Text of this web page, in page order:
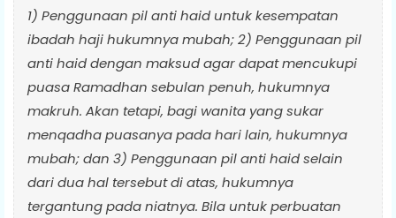
1) Penggunaan pil anti haid untuk kesempatan
ibadah haji hukumnya mubah; 2) Penggunaan pil
anti haid dengan maksud agar dapat mencukupi
puasa Ramadhan sebulan penuh, hukumnya
makruh. Akan tetapi, bagi wanita yang sukar
menqadha puasanya pada hari lain, hukumnya
mubah; dan 3) Penggunaan pil anti haid selain
dari dua hal tersebut di atas, hukumnya
tergantung pada niatnya. Bila untuk perbuatan